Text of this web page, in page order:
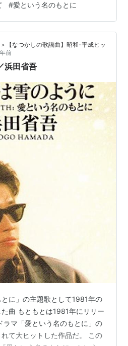
で一番日の長い日をいつも待
ったけれど、春一番を待ち受
ごしてしまうことは何度もあ
の強い日に「これ、春一番じ
周りの友人達に「一番はもう
しく諭されてき…
#愛という名のもとに
【なつかしの歌謡曲】昭和-平成ヒッ
前
浜田省吾
に」の主題歌として1981年の
曲 もともとは1981年にリリー
ラマ「愛という名のもとに」の
て大ヒットした作品だ。 この